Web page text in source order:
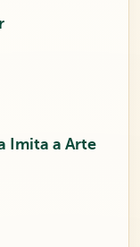
Imita a Arte